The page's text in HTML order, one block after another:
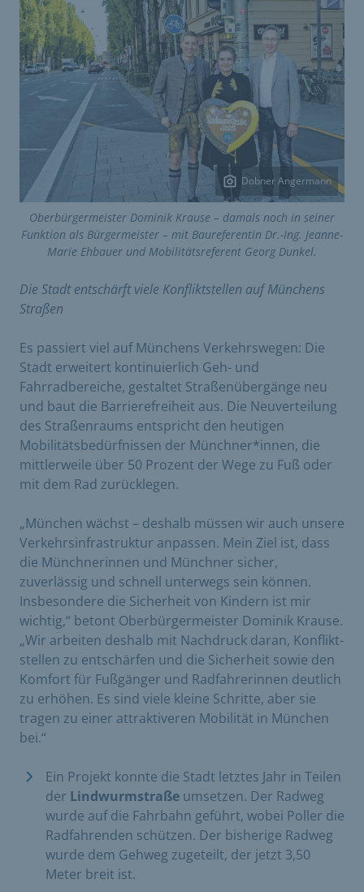
Dobner Angermann
Oberbürgermeister Dominik Krause – damals noch in seiner
Funktion als Bürgermeister – mit Baureferentin Dr.-Ing. Jeanne-
Marie Ehbauer und Mobilitätsreferent Georg Dunkel.
Die Stadt entschärft viele Konfliktstellen auf Münchens
Straßen
Es passiert viel auf Münchens Verkehrswegen: Die
Stadt erweitert kontinuierlich Geh- und
Fahrradbereiche, gestaltet Straßenübergänge neu
und baut die Barrierefreiheit aus. Die Neuverteilung
des Straßenraums entspricht den heutigen
Mobilitätsbedürfnissen der Münchner*innen, die
mittlerweile über 50 Prozent der Wege zu Fuß oder
mit dem Rad zurücklegen.
„München wächst – deshalb müssen wir auch unsere
Verkehrs­infrastruktur anpassen. Mein Ziel ist, dass
die Münchnerinnen und Münchner sicher,
zuverlässig und schnell unterwegs sein können.
Insbesondere die Sicherheit von Kindern ist mir
wichtig,“ betont Oberbürgermeister Dominik Krause.
„Wir arbeiten deshalb mit Nachdruck daran, Konflikt­
stellen zu entschärfen und die Sicherheit sowie den
Komfort für Fußgänger und Radfahrerinnen deutlich
zu erhöhen. Es sind viele kleine Schritte, aber sie
tragen zu einer attraktiveren Mobilität in München
bei.“
Ein Projekt konnte die Stadt letztes Jahr in Teilen
der Lindwurmstraße umsetzen. Der Radweg
wurde auf die Fahrbahn geführt, wobei Poller die
Radfahrenden schützen. Der bisherige Radweg
wurde dem Gehweg zugeteilt, der jetzt 3,50
Meter breit ist.